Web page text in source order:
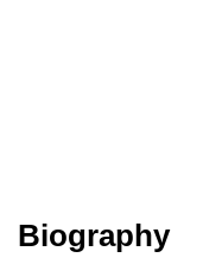
Biography